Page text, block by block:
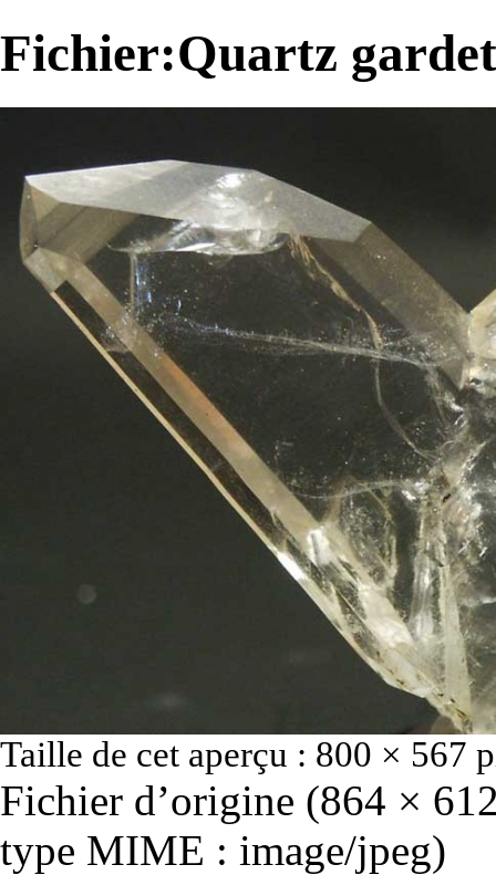
Fichier:Quartz
Taille de cet aperçu : 800 × 567
Fichier d’origine (864 ×
type MIME : image/jpeg)